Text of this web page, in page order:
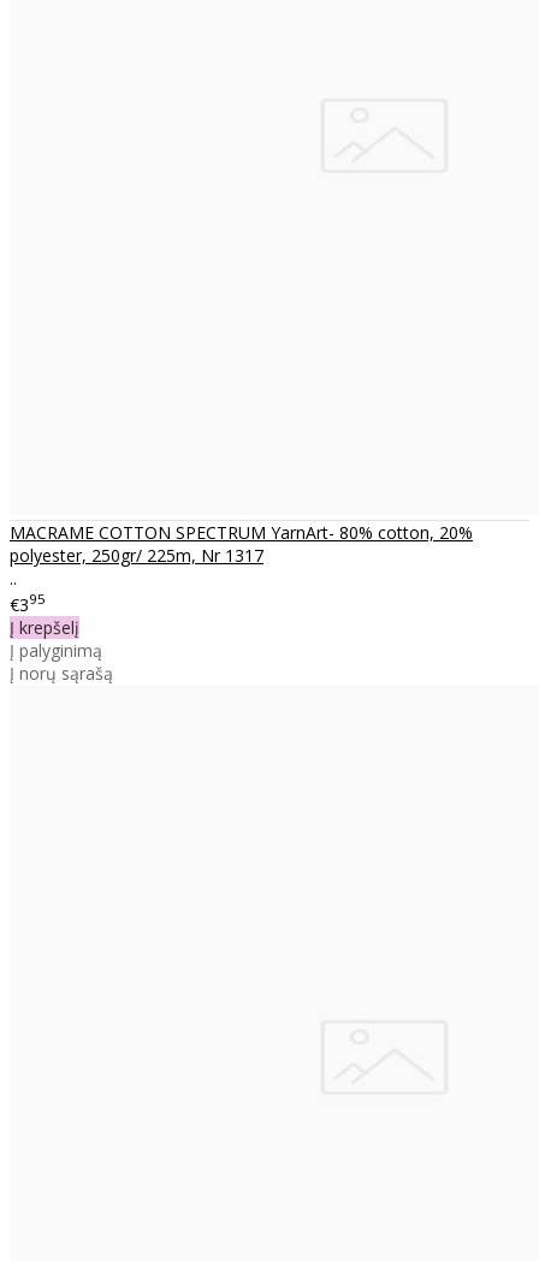
MACRAME COTTON SPECTRUM YarnArt- 80% cotton, 20%
polyester, 250gr/ 225m, Nr 1317
..
€395
Į krepšelį
Į palyginimą
Į norų sąrašą